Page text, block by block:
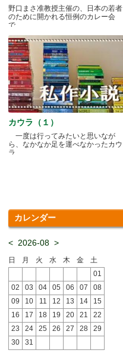
野口まさ准教授主催の、日本の若者
のために開かれる恒例のカレー会
で.....
カウラ（１）
一度は行ってみたいと思いなが
ら、なかなか足を運べなかったカウ
ラ.....
カレンダー
< 2026-08 >
日 月 火 水 木 金
土
01
02
03 04 05 06 07
08
09
10 11 12 13 14
15
16
17 18 19 20 21
22
23
24 25 26 27 28
29
30
31